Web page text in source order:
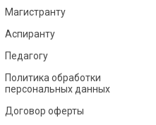
Магистранту
Аспиранту
Педагогу
Политика обработки
персональных данных
Договор оферты